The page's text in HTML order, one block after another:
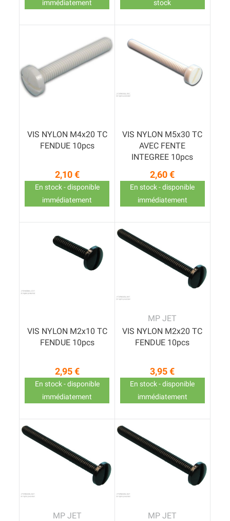
immédiatement stock
VIS NYLON M4x20 TC
FENDUE 10pcs
Prix
2,10 €
En stock - disponible
immédiatement
VIS NYLON M5x30 TC
AVEC FENTE
INTEGREE 10pcs
Prix
2,60 €
En stock - disponible
immédiatement
VIS NYLON M2x10 TC
FENDUE 10pcs
Prix
2,95 €
En stock - disponible
immédiatement
MP JET
VIS NYLON M2x20 TC
FENDUE 10pcs
Prix
3,95 €
En stock - disponible
immédiatement
MP JET
MP JET